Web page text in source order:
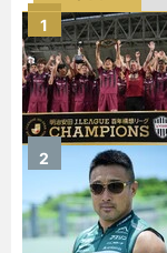
1
2